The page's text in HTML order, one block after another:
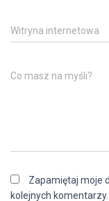
Witryna internetowa
Co masz na myśli?
Zapamiętaj moje
kolejnych komentarzy.